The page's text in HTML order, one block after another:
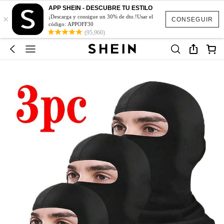
CONSEGUIR
×
APP SHEIN - DESCUBRE TU ESTILO
¡Descarga y consigue un 30% de dto.!Usar el
código: APPOFF30
(95,960)